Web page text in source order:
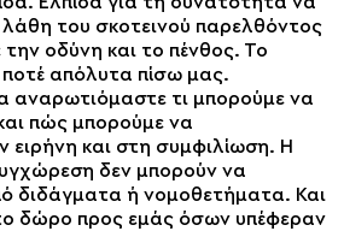
του σκοτεινού παρελθόντος
οδύνη και το πένθος. Το
ποτέ απόλυτα πίσω μας.
αναρωτιόμαστε τι μπορούμε να
πώς μπορούμε να
ειρήνη και στη συμφιλίωση. Η
δεν μπορούν να
διδάγματα ή νομοθετήματα. Και
δώρο προς εμάς όσων υπέφεραν